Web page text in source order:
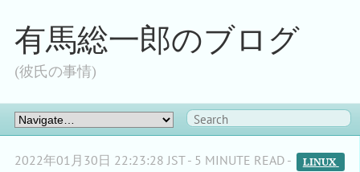
有馬総一郎のブログ
(彼氏の事情)
2022年01月30日 22:23:28 JST - 5 MINUTE READ - LINUX